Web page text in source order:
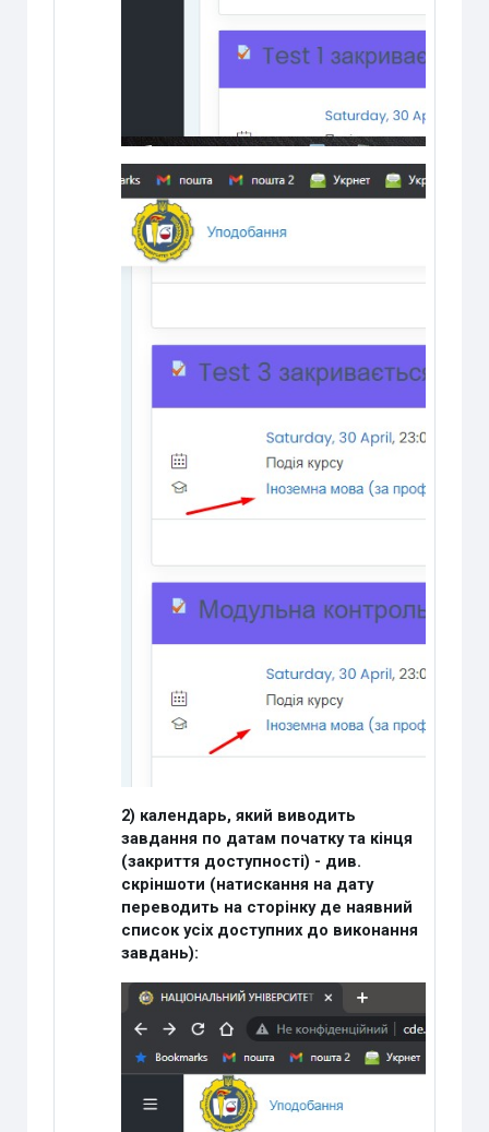
2) календарь, який виводить
завдання по датам початку та кінця
(закриття доступності) - див.
скріншоти (натискання на дату
переводить на сторінку де наявний
список усіх доступних до виконання
завдань):